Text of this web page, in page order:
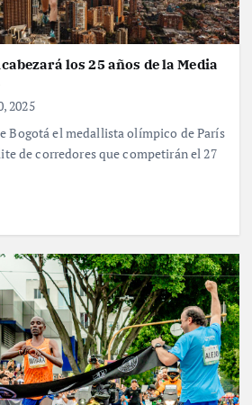
los 25 años de la Media
2025
Bogotá el medallista olímpico de París
de corredores que competirán el 27